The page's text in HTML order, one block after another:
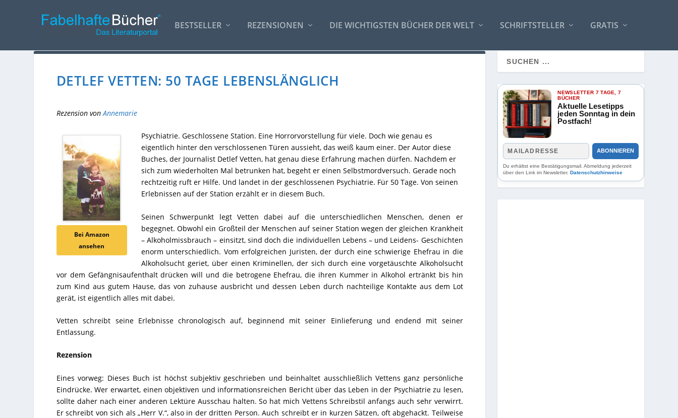
BESTSELLER REZENSIONEN DIE WICHTIGSTEN BÜCHER DER WELT SCHRIFTSTELLER GRATIS
DETLEF VETTEN: 50 TAGE LEBENSLÄNGLICH
Rezension von Annemarie
Bei Amazon
ansehen
Psychiatrie. Geschlossene Station. Eine Horrorvorstellung für viele. Doch wie genau es
eigentlich hinter den verschlossenen Türen aussieht, das weiß kaum einer. Der Autor diese
Buches, der Journalist Detlef Vetten, hat genau diese Erfahrung machen dürfen. Nachdem er
sich zum wiederholten Mal betrunken hat, begeht er einen Selbstmordversuch. Gerade noch
rechtzeitig ruft er Hilfe. Und landet in der geschlossenen Psychiatrie. Für 50 Tage. Von seinen
Erlebnissen auf der Station erzählt er in diesem Buch.
Seinen Schwerpunkt legt Vetten dabei auf die unterschiedlichen Menschen, denen er
begegnet. Obwohl ein Großteil der Menschen auf seiner Station wegen der gleichen Krankheit
– Alkoholmissbrauch – einsitzt, sind doch die individuellen Lebens – und Leidens- Geschichten
enorm unterschiedlich. Vom erfolgreichen Juristen, der durch eine schwierige Ehefrau in die
Alkoholsucht geriet, über einen Kriminellen, der sich durch eine vorgetäuschte Alkoholsucht
vor dem Gefängnisaufenthalt drücken will und die betrogene Ehefrau, die ihren Kummer in Alkohol ertränkt bis hin
zum Kind aus gutem Hause, das von zuhause ausbricht und dessen Leben durch nachteilige Kontakte aus dem Lot
gerät, ist eigentlich alles mit dabei.
Vetten schreibt seine Erlebnisse chronologisch auf, beginnend mit seiner Einlieferung und endend mit seiner
Entlassung.
Rezension
Eines vorweg: Dieses Buch ist höchst subjektiv geschrieben und beinhaltet ausschließlich Vettens ganz persönliche
Eindrücke. Wer erwartet, einen objektiven und informationsreichen Bericht über das Leben in der Psychiatrie zu lesen,
sollte daher nach einer anderen Lektüre Ausschau halten. So hat mich Vettens Schreibstil anfangs auch sehr verwirrt.
Er schreibt von sich als „Herr V.“, also in der dritten Person. Auch schreibt er in kurzen Sätzen, oft abgehackt. Teilweise
NEWSLETTER 7 TAGE, 7
BÜCHER
Aktuelle Lesetipps
jeden Sonntag in dein
Postfach!
ABONNIEREN
Du erhältst eine Bestätigungsmail. Abmeldung jederzeit
über den Link im Newsletter.Datenschutzhinweise